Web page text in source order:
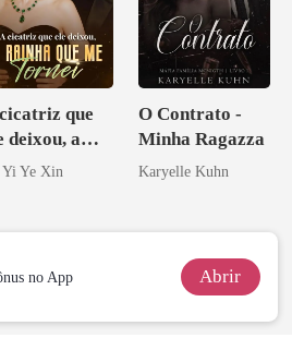
que
deixou, a
que me
Yi Ye Xin
O Contrato -
Minha Ragazza
Karyelle Kuhn
no App Abrir